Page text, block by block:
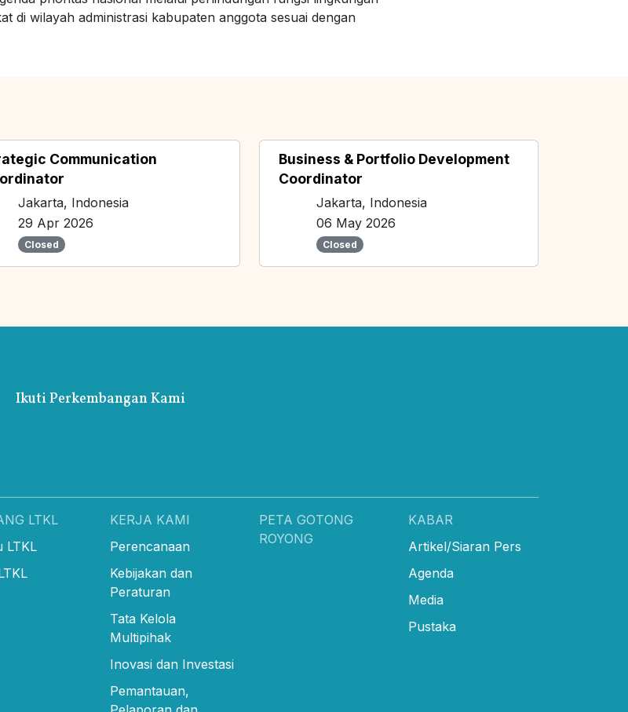
di wilayah administrasi kabupaten anggota sesuai dengan
Communication
Jakarta, Indonesia
29 Apr 2026
Closed
Business & Portfolio Development
Coordinator
Jakarta, Indonesia
06 May 2026
Closed
Ikuti Perkembangan Kami
LTKL
LTKL
KERJA KAMI
Perencanaan
Kebijakan dan
Peraturan
Tata Kelola
Multipihak
Inovasi dan Investasi
Pemantauan,
PETA GOTONG
ROYONG
KABAR
Artikel/Siaran Pers
Agenda
Media
Pustaka